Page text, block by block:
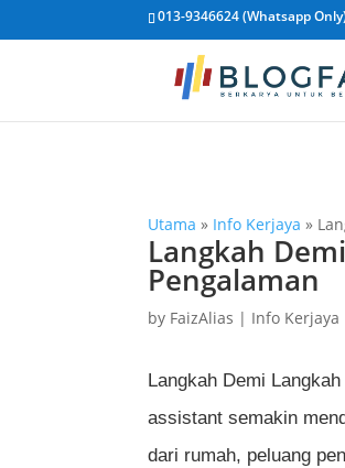
013-9346624 (Whatsapp
Utama » Info Kerjaya »
Langkah
Pengalaman
by FaizAlias | Info Kerjaya
Langkah Demi Langkah
assistant semakin
dari rumah, peluang